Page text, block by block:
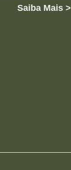
Saiba Mais >